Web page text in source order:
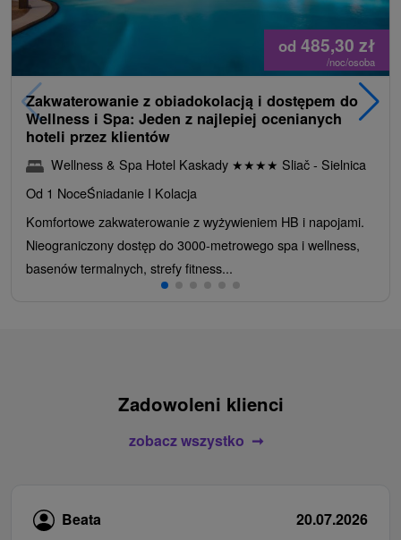
od 485,30 zł
/noc/osoba
Zakwaterowanie z obiadokolacją i dostępem do
Wellness i Spa: Jeden z najlepiej ocenianych
hoteli przez klientów
Wellness & Spa Hotel Kaskady ★★★★ Sliač - Sielnica
Od 1 NoceŚniadanie I Kolacja
Komfortowe zakwaterowanie z wyżywieniem HB i napojami.
Nieograniczony dostęp do 3000-metrowego spa i wellness,
basenów termalnych, strefy fitness...
Zadowoleni klienci
zobacz wszystko
Beata 20.07.2026